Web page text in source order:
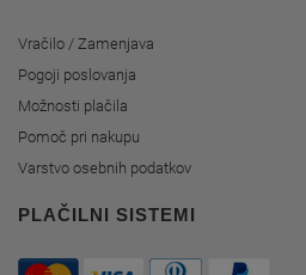
Vračilo / Zamenjava
Pogoji poslovanja
Možnosti plačila
Pomoč pri nakupu
Varstvo osebnih podatkov
PLAČILNI SISTEMI